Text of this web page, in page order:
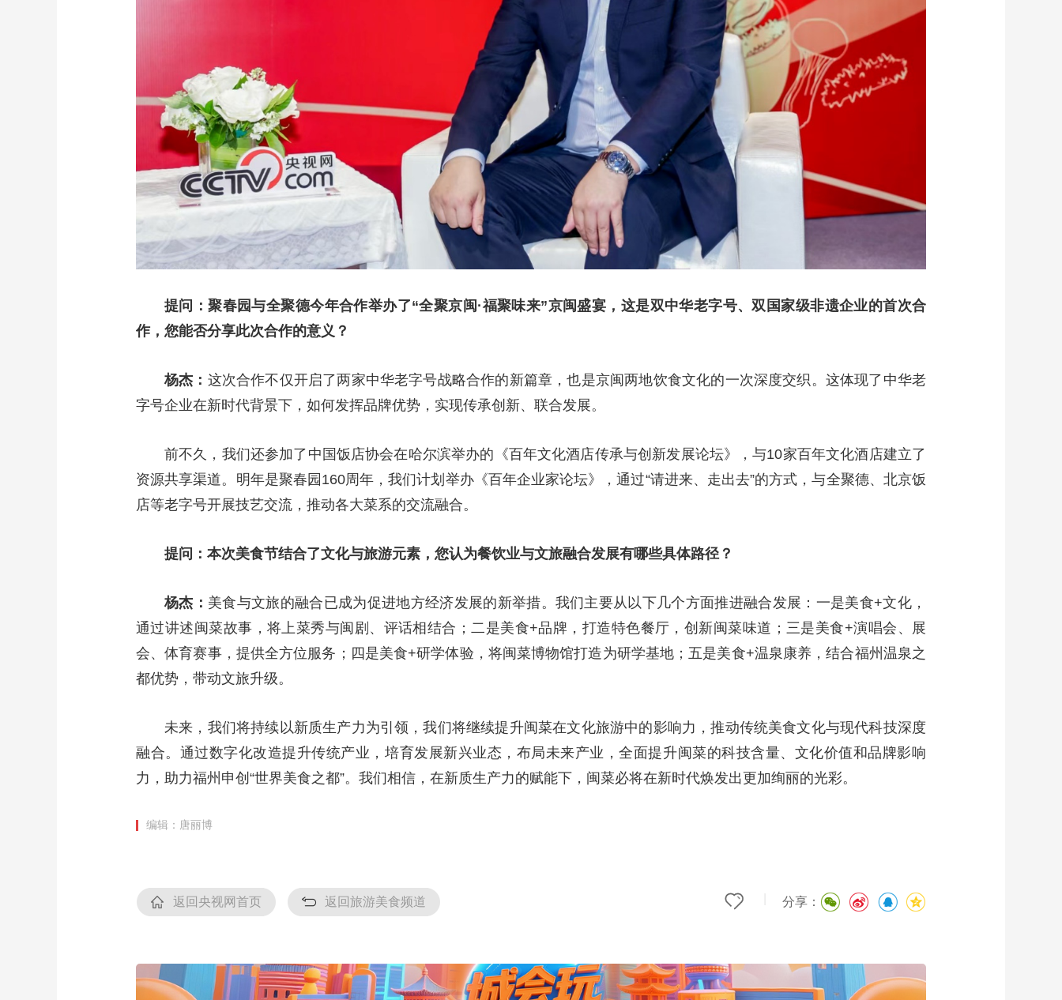
提问：聚春园与全聚德今年合作举办了“全聚京闽·福聚味来”京闽盛宴，这是双中华老字号、双国家级非遗企业的首次合
作，您能否分享此次合作的意义？
杨杰： 这次合作不仅开启了两家中华老字号战略合作的新篇章，也是京闽两地饮食文化的一次深度交织。这体现了中华老
字号企业在新时代背景下，如何发挥品牌优势，实现传承创新、联合发展。
前不久，我们还参加了中国饭店协会在哈尔滨举办的《百年文化酒店传承与创新发展论坛》，与10家百年文化酒店建立了
资源共享渠道。明年是聚春园160周年，我们计划举办《百年企业家论坛》，通过“请进来、走出去”的方式，与全聚德、北京饭
店等老字号开展技艺交流，推动各大菜系的交流融合。
提问：本次美食节结合了文化与旅游元素，您认为餐饮业与文旅融合发展有哪些具体路径？
杨杰： 美食与文旅的融合已成为促进地方经济发展的新举措。我们主要从以下几个方面推进融合发展：一是美食+文化，
通过讲述闽菜故事，将上菜秀与闽剧、评话相结合；二是美食+品牌，打造特色餐厅，创新闽菜味道；三是美食+演唱会、展
会、体育赛事，提供全方位服务；四是美食+研学体验，将闽菜博物馆打造为研学基地；五是美食+温泉康养，结合福州温泉之
都优势，带动文旅升级。
未来，我们将持续以新质生产力为引领，我们将继续提升闽菜在文化旅游中的影响力，推动传统美食文化与现代科技深度
融合。通过数字化改造提升传统产业，培育发展新兴业态，布局未来产业，全面提升闽菜的科技含量、文化价值和品牌影响
力，助力福州申创“世界美食之都”。我们相信，在新质生产力的赋能下，闽菜必将在新时代焕发出更加绚丽的光彩。
编辑：唐丽博
返回央视网首页 返回旅游美食频道 分享：